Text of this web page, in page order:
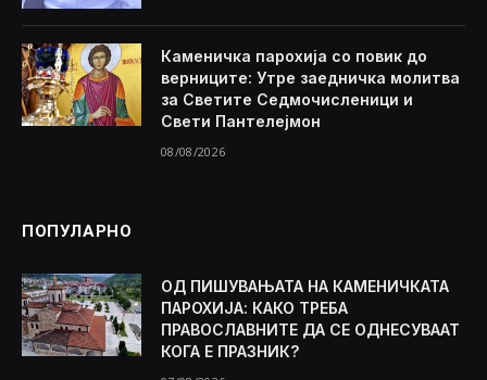
Каменичка парохија со повик до
верниците: Утре заедничка молитва
за Светите Седмочисленици и
Свети Пантелејмон
08/08/2026
ПОПУЛАРНО
ОД ПИШУВАЊАТА НА КАМЕНИЧКАТА
ПАРОХИЈА: КАКО ТРЕБА
ПРАВОСЛАВНИТЕ ДА СЕ ОДНЕСУВААТ
КОГА Е ПРАЗНИК?